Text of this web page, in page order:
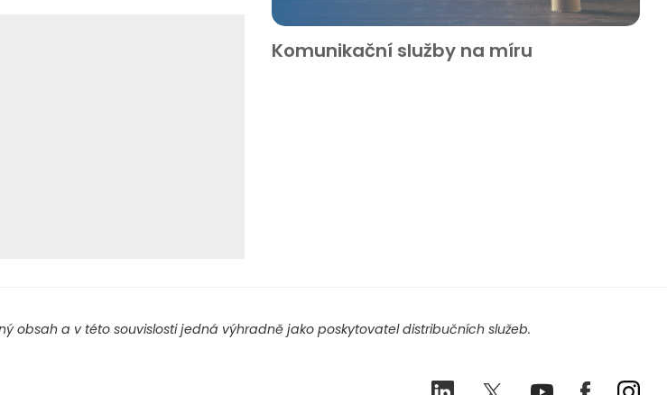
Komunikační služby na míru
obsah a v této souvislosti jedná výhradně jako poskytovatel distribučních služeb.
LinkedIn TwitterYoutubeFacebook